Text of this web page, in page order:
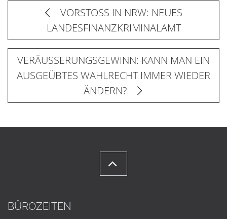
VORSTOSS IN NRW: NEUES
LANDESFINANZKRIMINALAMT
VERÄUSSERUNGSGEWINN: KANN MAN EIN
AUSGEÜBTES WAHLRECHT IMMER WIEDER
ÄNDERN?
BÜROZEITEN